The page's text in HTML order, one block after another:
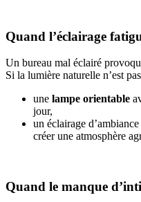
Quand l’éclairage
Un bureau mal éclairé
Si la lumière naturelle n’est
une lampe orientable
jour,
un éclairage
créer une atmosphère
Quand le manque